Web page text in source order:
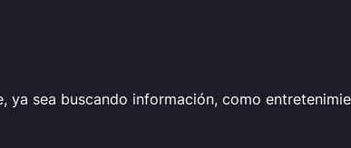
ya sea buscando información, como